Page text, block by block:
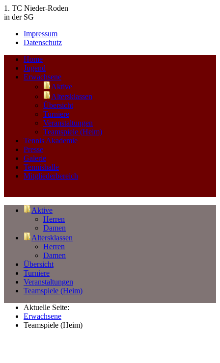
1. TC Nieder-Roden
in der SG
Impressum
Datenschutz
Home
Jugend
Erwachsene
Aktive
Altersklassen
Übersicht
Turniere
Veranstaltungen
Teamspiele (Heim)
Tennis Akademie
Presse
Galerie
Tennishalle
Mitgliederbereich
Aktive
Herren
Damen
Altersklassen
Herren
Damen
Übersicht
Turniere
Veranstaltungen
Teamspiele (Heim)
Aktuelle Seite:
Erwachsene
Teamspiele (Heim)